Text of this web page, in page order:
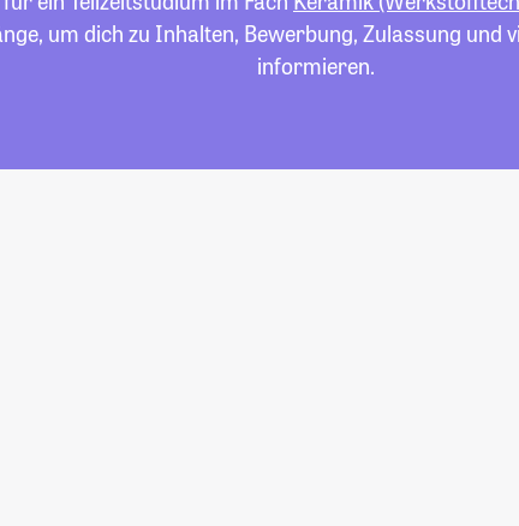
um dich zu Inhalten, Bewerbung, Zulassung und
informieren.